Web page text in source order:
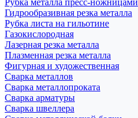
Рубка металла пресс-ножницами
Гидрообразивная резка металла
Рубка листа на гильотине
Газокислородная
Лазерная резка металла
Плазменная резка металла
Фигурная и художественная
Сварка металлов
Сварка металлопроката
Сварка арматуры
Сварка швеллера